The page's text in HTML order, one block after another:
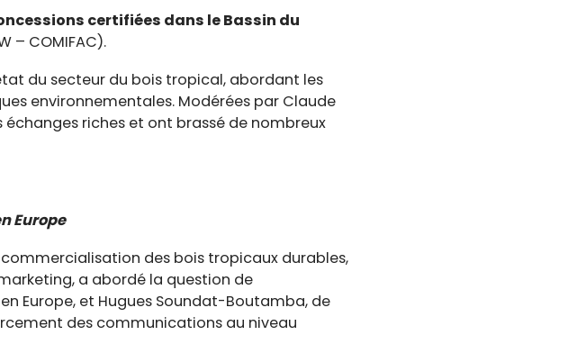
certifiées dans le Bassin du
– COMIFAC).
du secteur du bois tropical, abordant les
environnementales. Modérées par Claude
échanges riches et ont brassé de nombreux
Europe
des bois tropicaux durables,
a abordé la question de
Europe, et Hugues Soundat-Boutamba, de
des communications au niveau